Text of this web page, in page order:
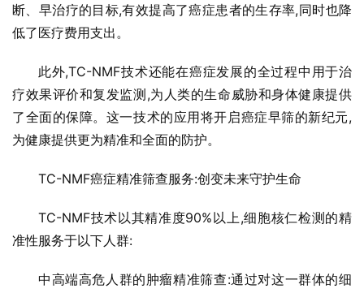
断、早治疗的目标,有效提高了癌症患者的生存率,同时也降
低了医疗费用支出。
此外,TC-NMF技术还能在癌症发展的全过程中用于治
疗效果评价和复发监测,为人类的生命威胁和身体健康提供
了全面的保障。这一技术的应用将开启癌症早筛的新纪元,
为健康提供更为精准和全面的防护。
TC-NMF癌症精准筛查服务:创变未来守护生命
TC-NMF技术以其精准度90%以上,细胞核仁检测的精
准性服务于以下人群:
中高端高危人群的肿瘤精准筛查:通过对这一群体的细